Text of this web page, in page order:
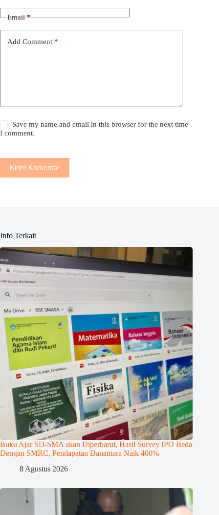
Email*
Add Comment *
Save my name and email in this browser for the next time
I comment.
Kirim Komentar
Info Terkait
Buku Ajar SD-SMA akan Diperbarui, Hasil Survey IPO Beda
Dengan SMRC, Pendapatan Danantara Naik 400%
8 Agustus 2026